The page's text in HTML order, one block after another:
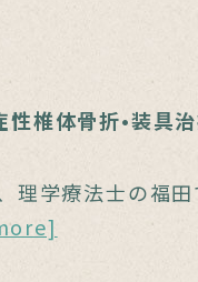
椎体骨折•装具治
理学療法士の福